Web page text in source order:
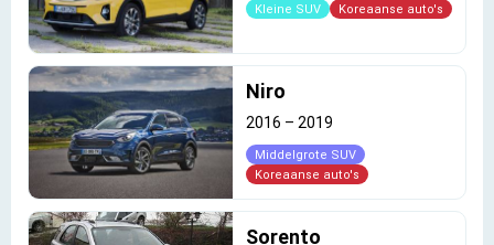
Kleine SUV Koreaanse auto's
Niro
2016 – 2019
Middelgrote SUV
Koreaanse auto's
Sorento